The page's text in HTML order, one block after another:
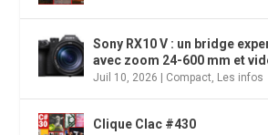
Sony RX10 V : un bridge
avec zoom 24-600 mm et
Juil 10, 2026 | Compact Les infos
Clique Clac #430